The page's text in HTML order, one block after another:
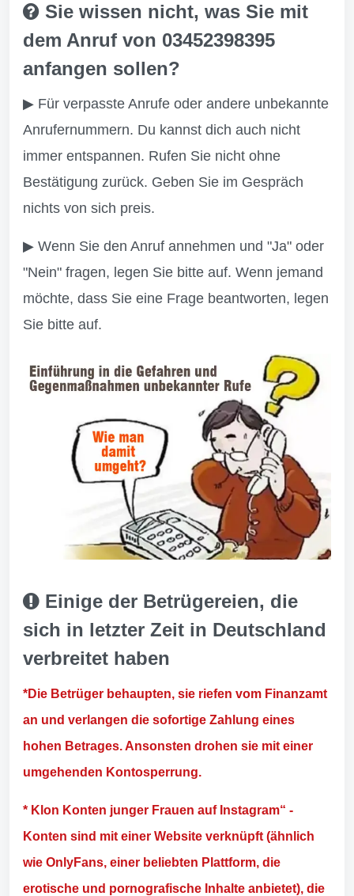
Sie wissen nicht, was Sie mit
dem Anruf von 03452398395
anfangen sollen?
▶ Für verpasste Anrufe oder andere unbekannte
Anrufernummern. Du kannst dich auch nicht
immer entspannen. Rufen Sie nicht ohne
Bestätigung zurück. Geben Sie im Gespräch
nichts von sich preis.
▶ Wenn Sie den Anruf annehmen und "Ja" oder
"Nein" fragen, legen Sie bitte auf. Wenn jemand
möchte, dass Sie eine Frage beantworten, legen
Sie bitte auf.
Einige der Betrügereien, die
sich in letzter Zeit in Deutschland
verbreitet haben
*Die Betrüger behaupten, sie riefen vom Finanzamt
an und verlangen die sofortige Zahlung eines
hohen Betrages. Ansonsten drohen sie mit einer
umgehenden Kontosperrung.
* Klon Konten junger Frauen auf Instagram“ -
Konten sind mit einer Website verknüpft (ähnlich
wie OnlyFans, einer beliebten Plattform, die
erotische und pornografische Inhalte anbietet), die